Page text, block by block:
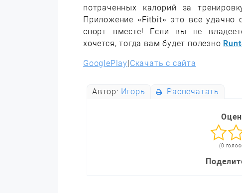
потраченных калорий за
Приложение «Fitbit» это все удачно
спорт вместе! Если вы не
хочется, тогда вам будет полезно
GooglePlay|Скачать с сайта
Автор: Игорь Распечатать
(0